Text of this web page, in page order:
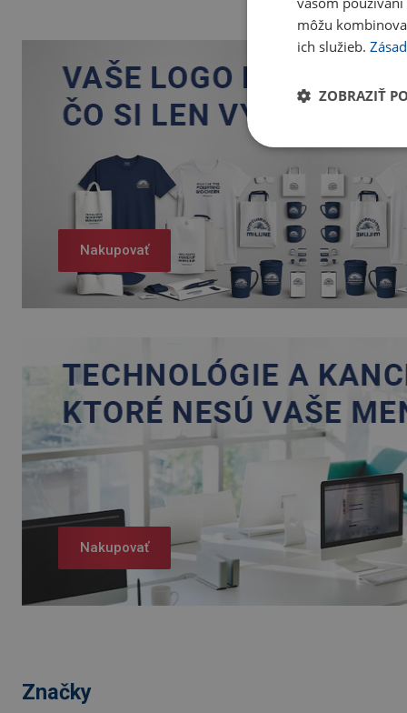
Nakupovať
Nakupovať
Značky
môžu
ich služieb.
ZOBRAZIŤ